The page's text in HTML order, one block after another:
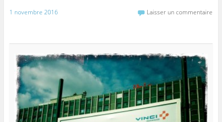
1 novembre 2016 Laisser un commentaire